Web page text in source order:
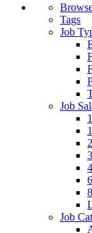
Tags
Job
Job
Job